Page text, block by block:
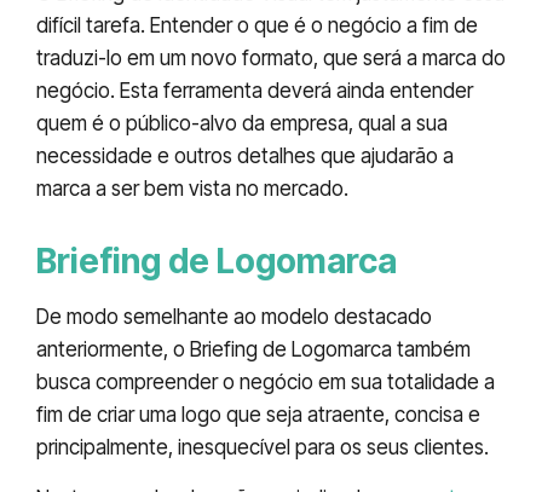
difícil tarefa. Entender o que é o negócio a fim de
traduzi-lo em um novo formato, que será a marca do
negócio. Esta ferramenta deverá ainda entender
quem é o público-alvo da empresa, qual a sua
necessidade e outros detalhes que ajudarão a
marca a ser bem vista no mercado.
Briefing de Logomarca
De modo semelhante ao modelo destacado
anteriormente, o Briefing de Logomarca também
busca compreender o negócio em sua totalidade a
fim de criar uma logo que seja atraente, concisa e
principalmente, inesquecível para os seus clientes.